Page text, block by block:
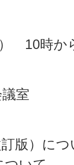
10時か
室
版）に